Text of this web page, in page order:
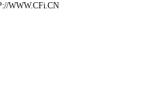
WWW.CFi.CN